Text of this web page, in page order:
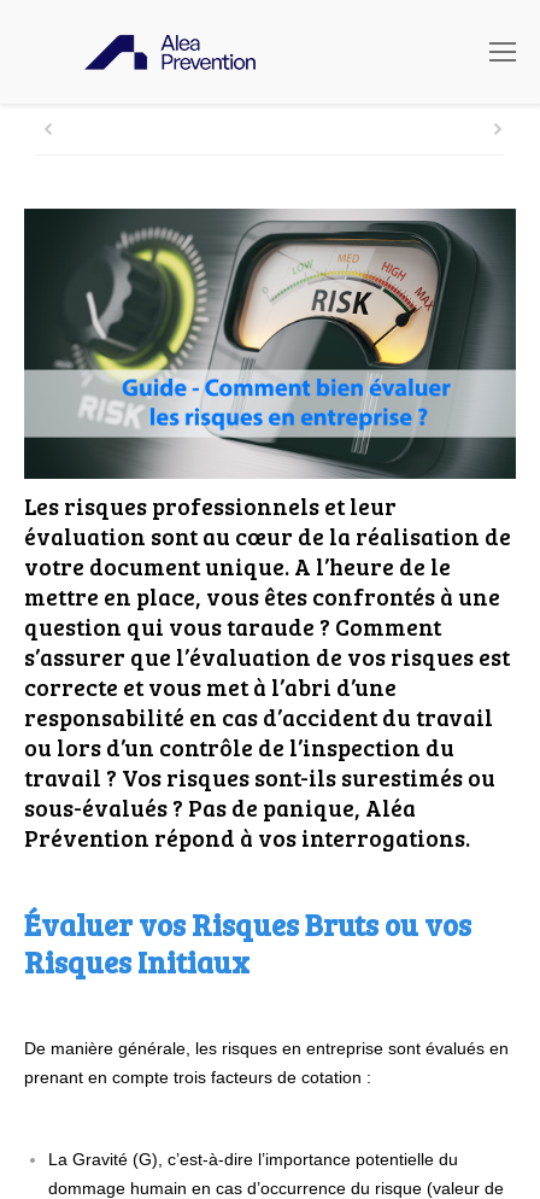
Les risques professionnels et leur
évaluation sont au cœur de la réalisation de
votre document unique. A l’heure de le
mettre en place, vous êtes confrontés à une
question qui vous taraude ? Comment
s’assurer que l’évaluation de vos risques est
correcte et vous met à l’abri d’une
responsabilité en cas d’accident du travail
ou lors d’un contrôle de l’inspection du
travail ? Vos risques sont-ils surestimés ou
sous-évalués ? Pas de panique, Aléa
Prévention répond à vos interrogations.
Évaluer vos Risques Bruts ou vos
Risques Initiaux
De manière générale, les risques en entreprise sont évalués en
prenant en compte trois facteurs de cotation :
La Gravité (G), c’est-à-dire l’importance potentielle du
dommage humain en cas d’occurrence du risque (valeur de